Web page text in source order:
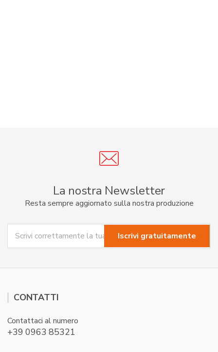
La nostra Newsletter
Resta sempre aggiornato sulla nostra produzione
CONTATTI
Contattaci al numero
+39 0963 85321